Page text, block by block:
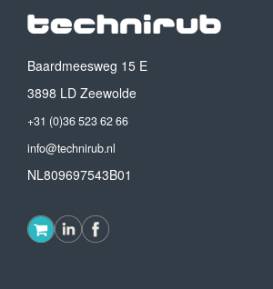
Baardmeesweg 15 E
3898 LD Zeewolde
+31 (0)36 523 62 66
info@technirub.nl
NL809697543B01